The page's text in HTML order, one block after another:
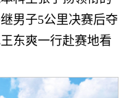
男子5公里决赛后夺
东爽一行赴赛地看